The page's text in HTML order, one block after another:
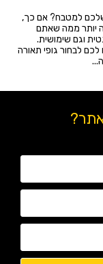
למטבח? אם כך,
יותר ממה שאתם
וגם שימושית.
לבחור גופי תאורה